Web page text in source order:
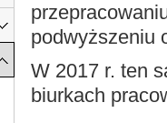
podwyższeniu
W 2017 r. ten
biurkach